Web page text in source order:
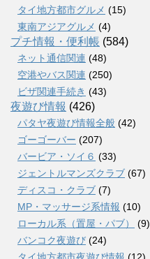
タイ地方都市グルメ (15)
東南アジアグルメ (4)
プチ情報・便利帳 (584)
ネット通信関連 (48)
空港やバス関連 (250)
ビザ関連手続き (43)
夜遊び情報 (426)
パタヤ夜遊び情報全般 (42)
ゴーゴーバー (207)
バービア・ソイ６ (33)
ジェントルマンズクラブ (67)
ディスコ・クラブ (7)
MP・マッサージ系情報 (10)
ローカル系（置屋・パブ）
(9)
バンコク夜遊び (24)